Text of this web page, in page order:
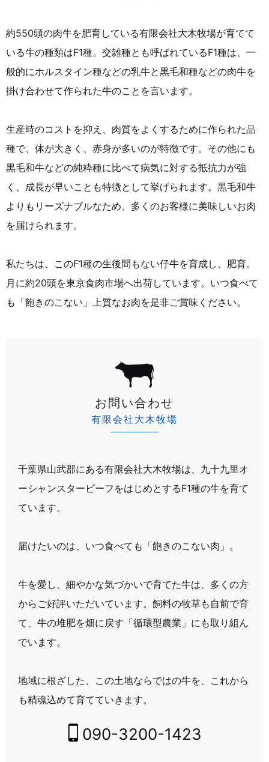
約550頭の肉牛を肥育している有限会社大木牧場が育てて
いる牛の種類はF1種。交雑種とも呼ばれているF1種は、一
般的にホルスタイン種などの乳牛と黒毛和種などの肉牛を
掛け合わせて作られた牛のことを言います。
生産時のコストを抑え、肉質をよくするために作られた品
種で、体が大きく、赤身が多いのが特徴です。その他にも
黒毛和牛などの純粋種に比べて病気に対する抵抗力が強
く、成長が早いことも特徴として挙げられます。黒毛和牛
よりもリーズナブルなため、多くのお客様に美味しいお肉
を届けられます。
私たちは、このF1種の生後間もない仔牛を育成し、肥育。
月に約20頭を東京食肉市場へ出荷しています。いつ食べて
も「飽きのこない」上質なお肉を是非ご賞味ください。
お問い合わせ
有限会社大木牧場
千葉県山武郡にある有限会社大木牧場は、 九十九里オ
ーシャンスタービーフをはじめとするF1種の牛を育て
ています。
届けたいのは、いつ食べても「飽きのこない肉」。
牛を愛し、細やかな気づかいで育てた牛は、多くの方
からご好評いただいています。 飼料の牧草も自前で育
て、牛の堆肥を畑に戻す「循環型農業」にも取り組ん
でいます。
地域に根ざした、この土地ならではの牛を、 これから
も精魂込めて育てていきます。
090-3200-1423